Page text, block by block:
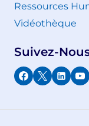
Ressources
Vidéothèque
Suivez-